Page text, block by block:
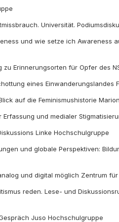
Universität.
und wie setze ich Awareness
Erinnerungsorten für Opfer des
eines
auf die Feminismushistorie
und medialer
Linke Hochschulgruppe
und globale Perspektiven:
und digital möglich Zentrum
reden. Lese- und
Juso Hochschulgruppe